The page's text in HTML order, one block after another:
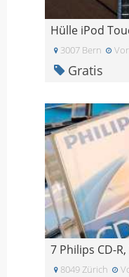
Hülle iPod
3007 Bern
Gratis
7 Philips CD-
8049 Zürich